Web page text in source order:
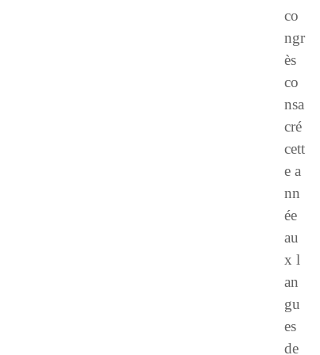
co
ngr
ès
co
nsa
cré
cett
e a
nn
ée
au
x l
an
gu
es
de